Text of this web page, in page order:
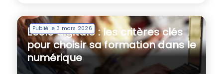
Publié le 3 mars 2026
École digitale : les critères clés
pour choisir sa formation dans le
numérique